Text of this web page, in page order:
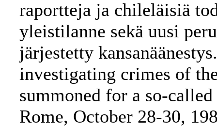
raportteja ja chileläisiä
yleistilanne sekä uusi
järjestetty
investigating crimes of
summoned for a so-
Rome, October 28-30,